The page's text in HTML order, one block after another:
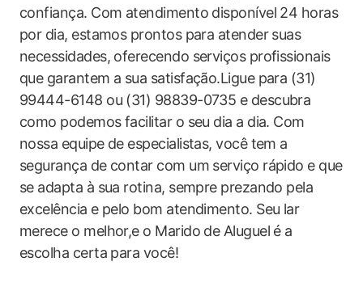
confiança. Com atendimento disponível 24 horas
por dia, estamos prontos para atender suas
necessidades, oferecendo serviços profissionais
que garantem a sua satisfação.Ligue para (31)
99444-6148 ou (31) 98839-0735 e descubra
como podemos facilitar o seu dia a dia. Com
nossa equipe de especialistas, você tem a
segurança de contar com um serviço rápido e que
se adapta à sua rotina, sempre prezando pela
excelência e pelo bom atendimento. Seu lar
merece o melhor,e o Marido de Aluguel é a
escolha certa para você!